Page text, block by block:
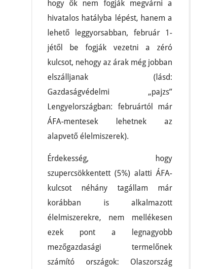
hogy ők nem fogják megvárni a
hivatalos hatályba lépést, hanem a
lehető leggyorsabban, február 1-
jétől be fogják vezetni a zéró
kulcsot, nehogy az árak még jobban
elszálljanak (lásd:
Gazdaságvédelmi „pajzs”
Lengyelországban: februártól már
ÁFA-mentesek lehetnek az
alapvető élelmiszerek).
Érdekesség, hogy
szupercsökkentett (5%) alatti ÁFA-
kulcsot néhány tagállam már
korábban is alkalmazott
élelmiszerekre, nem mellékesen
ezek pont a legnagyobb
mezőgazdasági termelőnek
számító országok: Olaszország